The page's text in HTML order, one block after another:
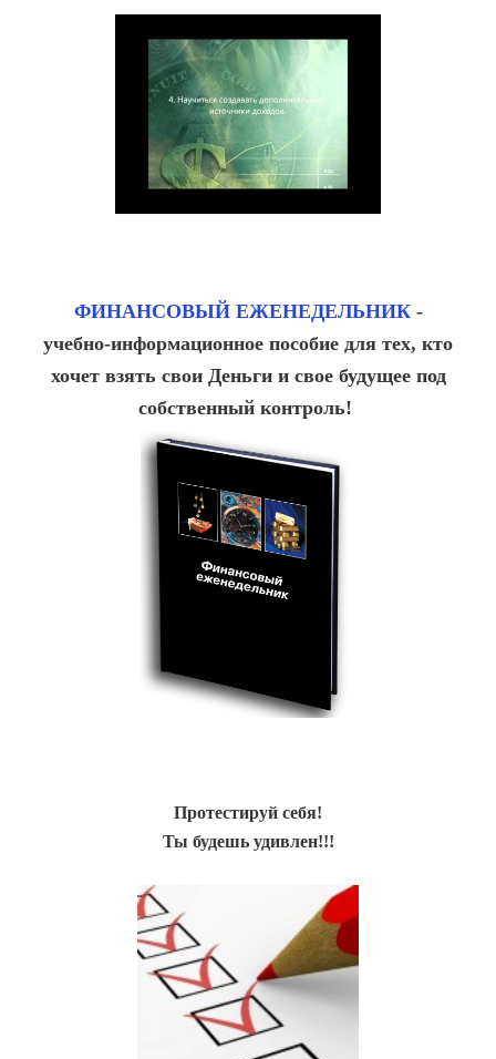
ФИНАНСОВЫЙ ЕЖЕНЕДЕЛЬНИК-
учебно-информационное пособие для тех, кто
хочет взять свои Деньги и свое будущее под
собственный контроль!
Протестируй себя!
Ты будешь удивлен!!!